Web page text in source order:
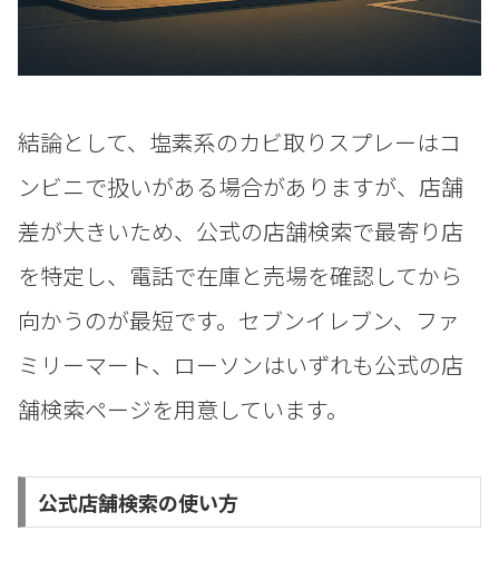
結論として、塩素系のカビ取りスプレーはコ
ンビニで扱いがある場合がありますが、店舗
差が大きいため、公式の店舗検索で最寄り店
を特定し、電話で在庫と売場を確認してから
向かうのが最短です。セブンイレブン、ファ
ミリーマート、ローソンはいずれも公式の店
舗検索ページを用意しています。
公式店舗検索の使い方